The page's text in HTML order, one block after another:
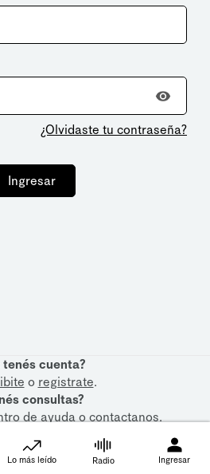
¿Olvidaste tu contraseña?
Ingresar
tenés cuenta?
o registrate.
consultas?
de ayudaocontactanos.
Lo más leído Radio Ingresar